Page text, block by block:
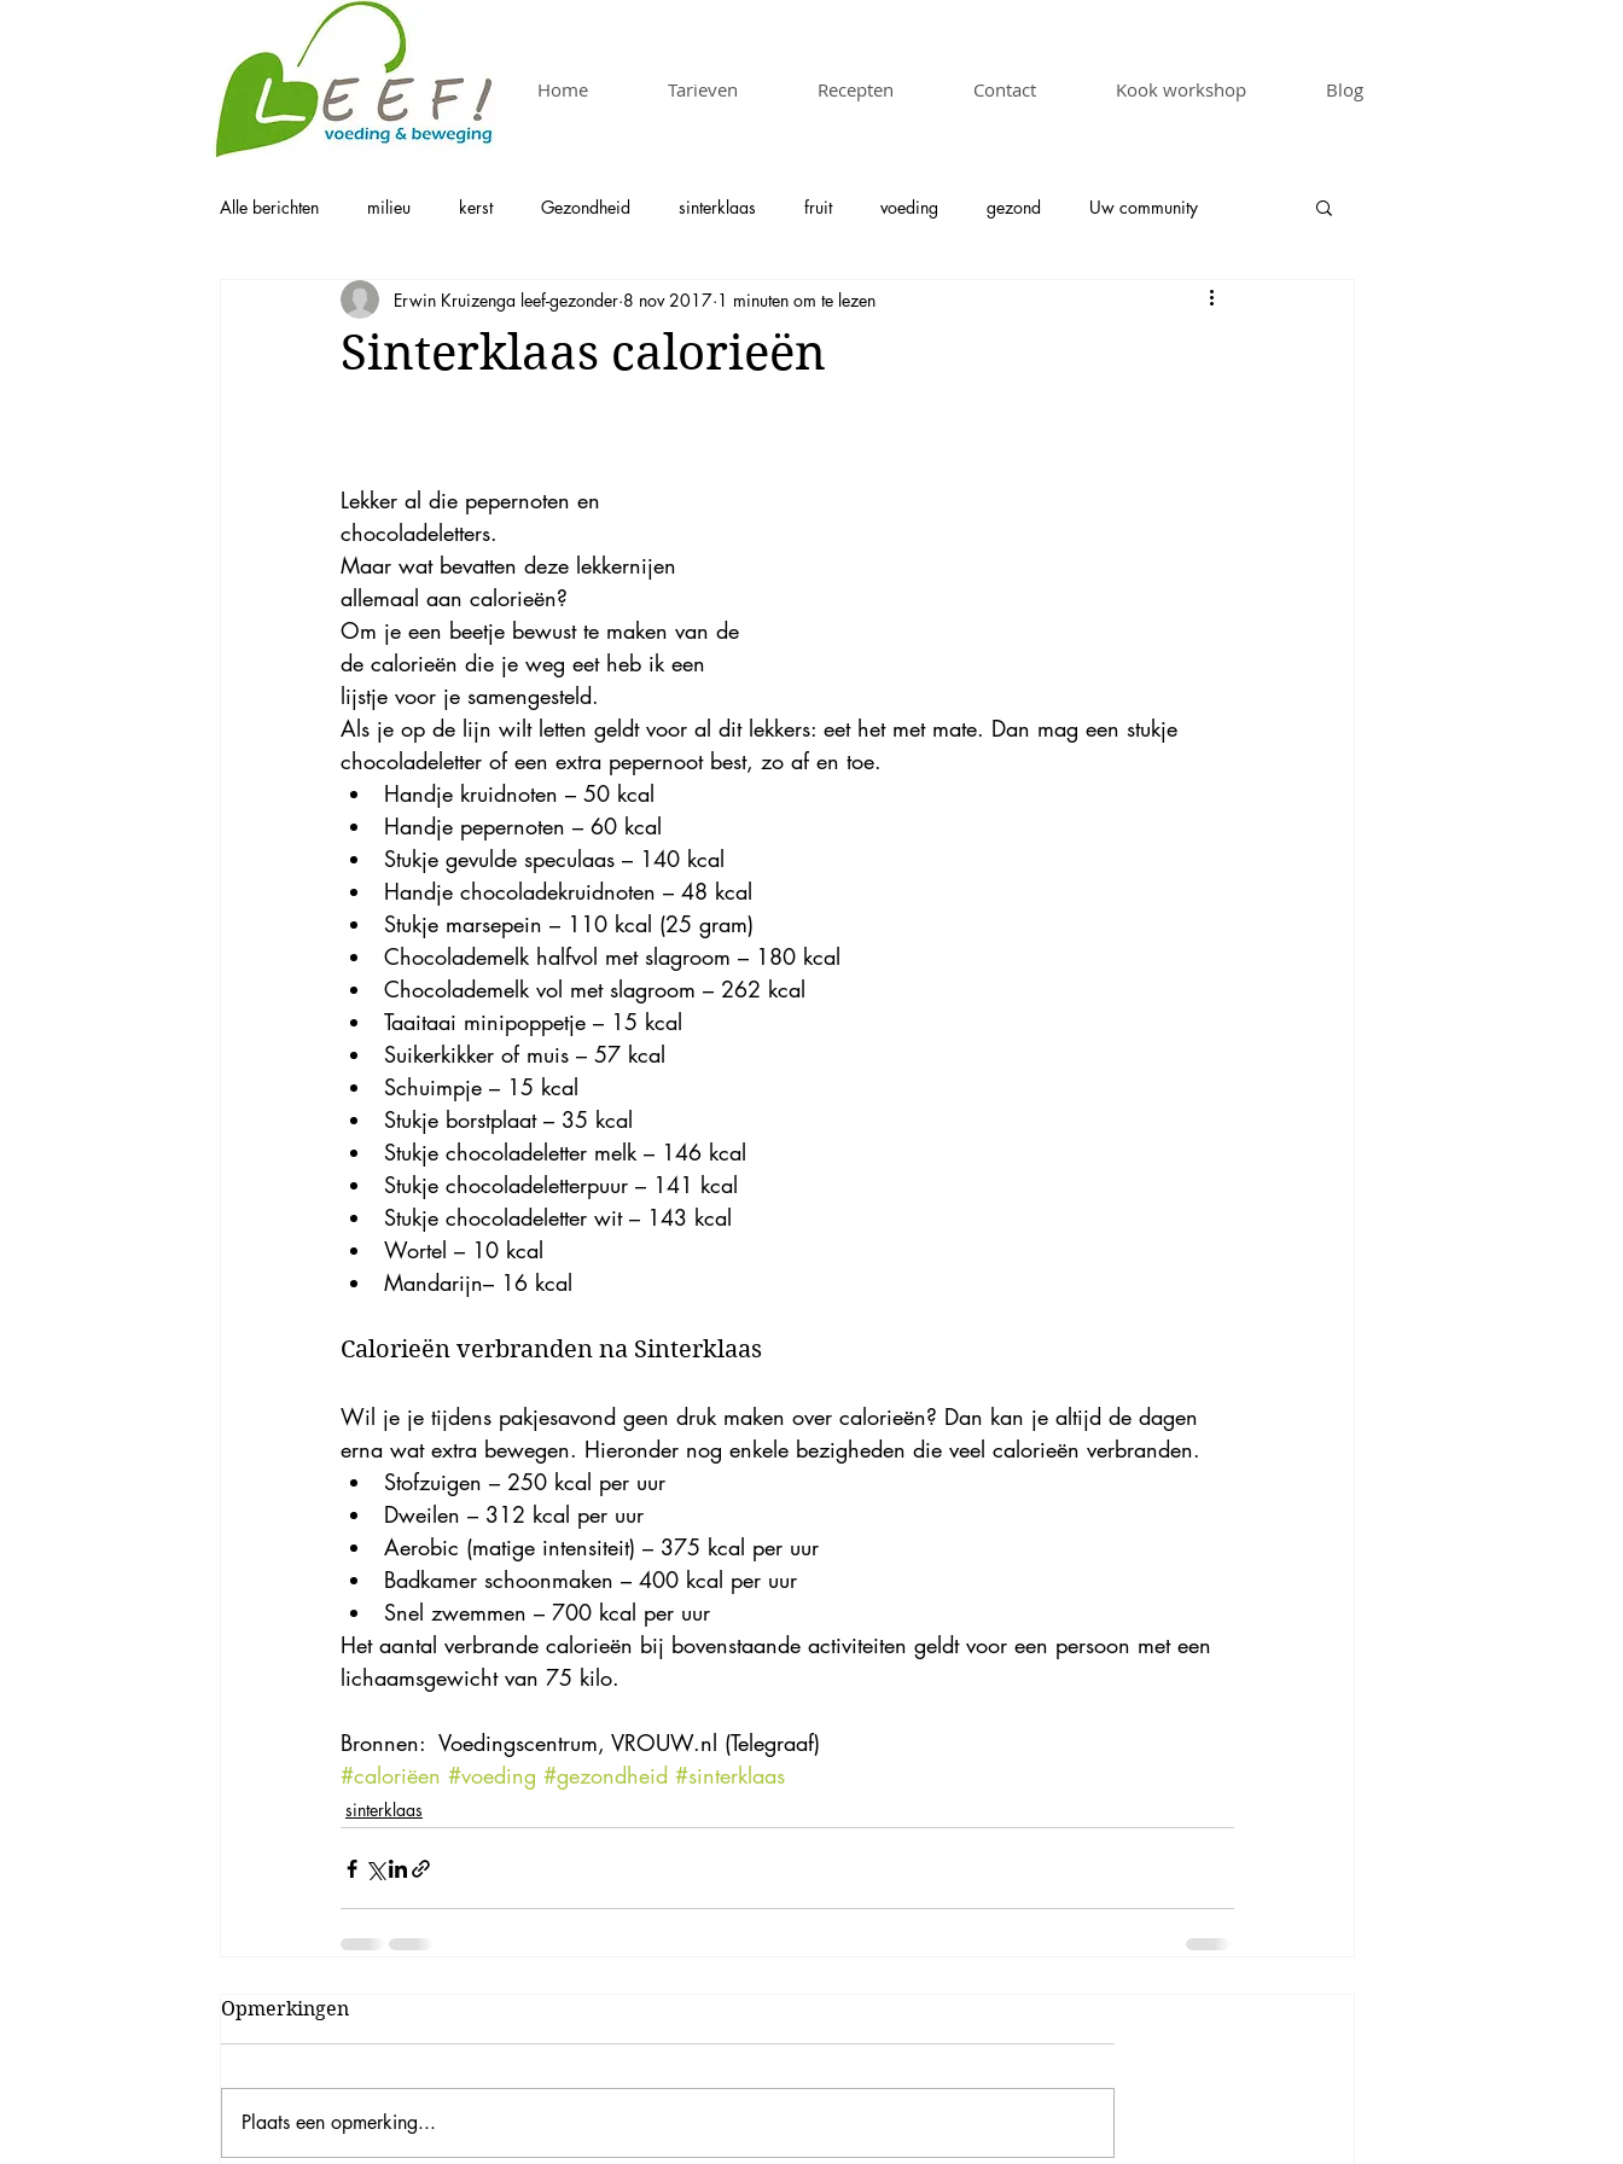
Home Tarieven Recepten Contact Kook workshop Blog
Alle berichten milieu kerst Gezondheid sinterklaas fruit voeding gezond Uw community
Sinterklaas calorieën
Erwin Kruizenga leef-gezonder 8 nov 2017 1 minuten om te lezen
Lekker al die pepernoten en
chocoladeletters.
Maar wat bevatten deze lekkernijen
allemaal aan calorieën?
Om je een beetje bewust te maken van de
de calorieën die je weg eet heb ik een
lijstje voor je samengesteld.
Als je op de lijn wilt letten geldt voor al dit lekkers: eet het met mate. Dan mag een stukje
chocoladeletter of een extra pepernoot best, zo af en toe.
Handje kruidnoten – 50 kcal
Handje pepernoten – 60 kcal
Stukje gevulde speculaas – 140 kcal
Handje chocoladekruidnoten – 48 kcal
Stukje marsepein – 110 kcal (25 gram)
Chocolademelk halfvol met slagroom – 180 kcal
Chocolademelk vol met slagroom – 262 kcal
Taaitaai minipoppetje – 15 kcal
Suikerkikker of muis – 57 kcal
Schuimpje – 15 kcal
Stukje borstplaat – 35 kcal
Stukje chocoladeletter melk – 146 kcal
Stukje chocoladeletterpuur – 141 kcal
Stukje chocoladeletter wit – 143 kcal
Wortel – 10 kcal
Mandarijn– 16 kcal
Calorieën verbranden na Sinterklaas
Wil je je tijdens pakjesavond geen druk maken over calorieën? Dan kan je altijd de dagen
erna wat extra bewegen. Hieronder nog enkele bezigheden die veel calorieën verbranden.
Stofzuigen – 250 kcal per uur
Dweilen – 312 kcal per uur
Aerobic (matige intensiteit) – 375 kcal per uur
Badkamer schoonmaken – 400 kcal per uur
Snel zwemmen – 700 kcal per uur
Het aantal verbrande calorieën bij bovenstaande activiteiten geldt voor een persoon met een
lichaamsgewicht van 75 kilo.
Bronnen:  Voedingscentrum, VROUW.nl (Telegraaf)
#caloriëen #voeding #gezondheid #sinterklaas
sinterklaas
Opmerkingen
Plaats een opmerking...